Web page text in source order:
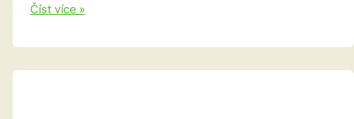
Švanda
Šibeničním
Číst více »